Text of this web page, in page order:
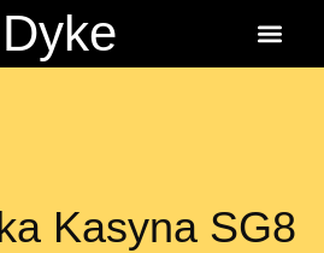
Kasyna SG8